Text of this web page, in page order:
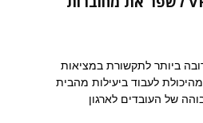
ביותר לתקשורת במציאות
לעבוד ביעילות מהבית
של העובדים לארגון